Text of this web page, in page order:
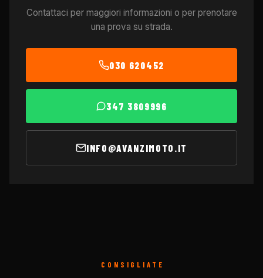
Contattaci per maggiori informazioni o per prenotare
una prova su strada.
030 620452
347 3809996
INFO@AVANZIMOTO.IT
CONSIGLIATE